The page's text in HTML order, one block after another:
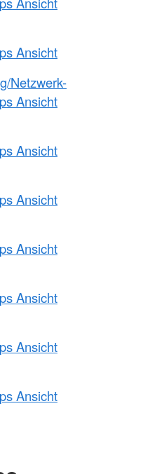
Ansicht
Netzwerk-
Ansicht
Ansicht
Ansicht
Ansicht
Ansicht
Ansicht
Ansicht